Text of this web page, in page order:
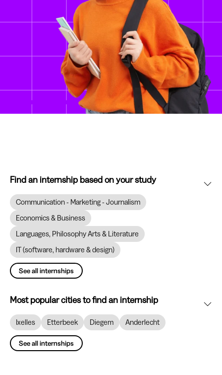
Find an internship based on your study
Communication - Marketing - Journalism
Economics & Business
Languages, Philosophy Arts & Literature
IT (software, hardware & design)
See all internships
Most popular cities to find an internship
Ixelles Etterbeek Diegem Anderlecht
See all internships